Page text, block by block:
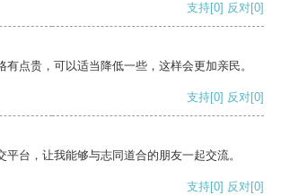
支持[0] 反对[0]
有点贵，可以适当降低一些，这样会更加亲民。
支持[0] 反对[0]
平台，让我能够与志同道合的朋友一起交流。
支持[0] 反对[0]